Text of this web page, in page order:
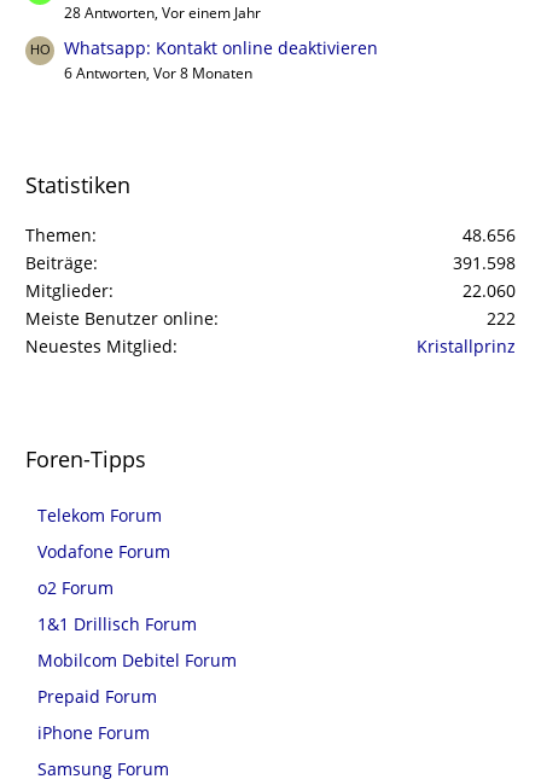
28 Antworten, Vor einem Jahr
Whatsapp: Kontakt online deaktivieren
6 Antworten, Vor 8 Monaten
Statistiken
Themen
48.656
Beiträge
391.598
Mitglieder
22.060
Meiste Benutzer online
222
Neuestes Mitglied
Kristallprinz
Foren-Tipps
Telekom Forum
Vodafone Forum
o2 Forum
1&1 Drillisch Forum
Mobilcom Debitel Forum
Prepaid Forum
iPhone Forum
Samsung Forum